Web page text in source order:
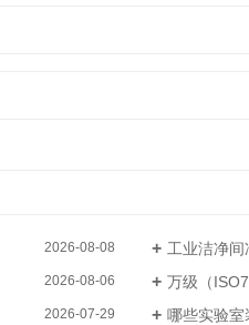
2026-08-08 工业洁净间净化造
2026-08-06 万级（ISO7 级）与十
2026-07-29 哪些实验